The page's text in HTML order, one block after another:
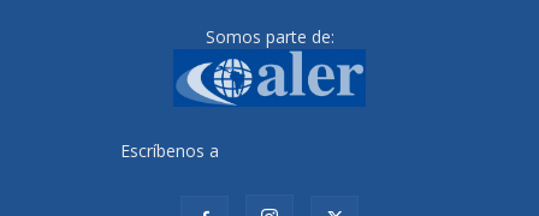
Somos parte de:
Escríbenos a